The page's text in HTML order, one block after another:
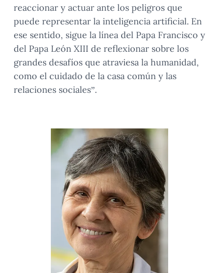
reaccionar y actuar ante los peligros que
puede representar la inteligencia artificial. En
ese sentido, sigue la línea del Papa Francisco y
del Papa León XIII de reflexionar sobre los
grandes desafíos que atraviesa la humanidad,
como el cuidado de la casa común y las
relaciones sociales”.